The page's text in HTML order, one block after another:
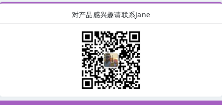
对产品感兴趣请联系Jane